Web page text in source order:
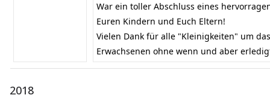
War ein toller Abschluss eines
Euren Kindern und Euch Eltern!
Vielen Dank für alle "Kleinigkeiten" um
Erwachsenen ohne wenn und aber
2018